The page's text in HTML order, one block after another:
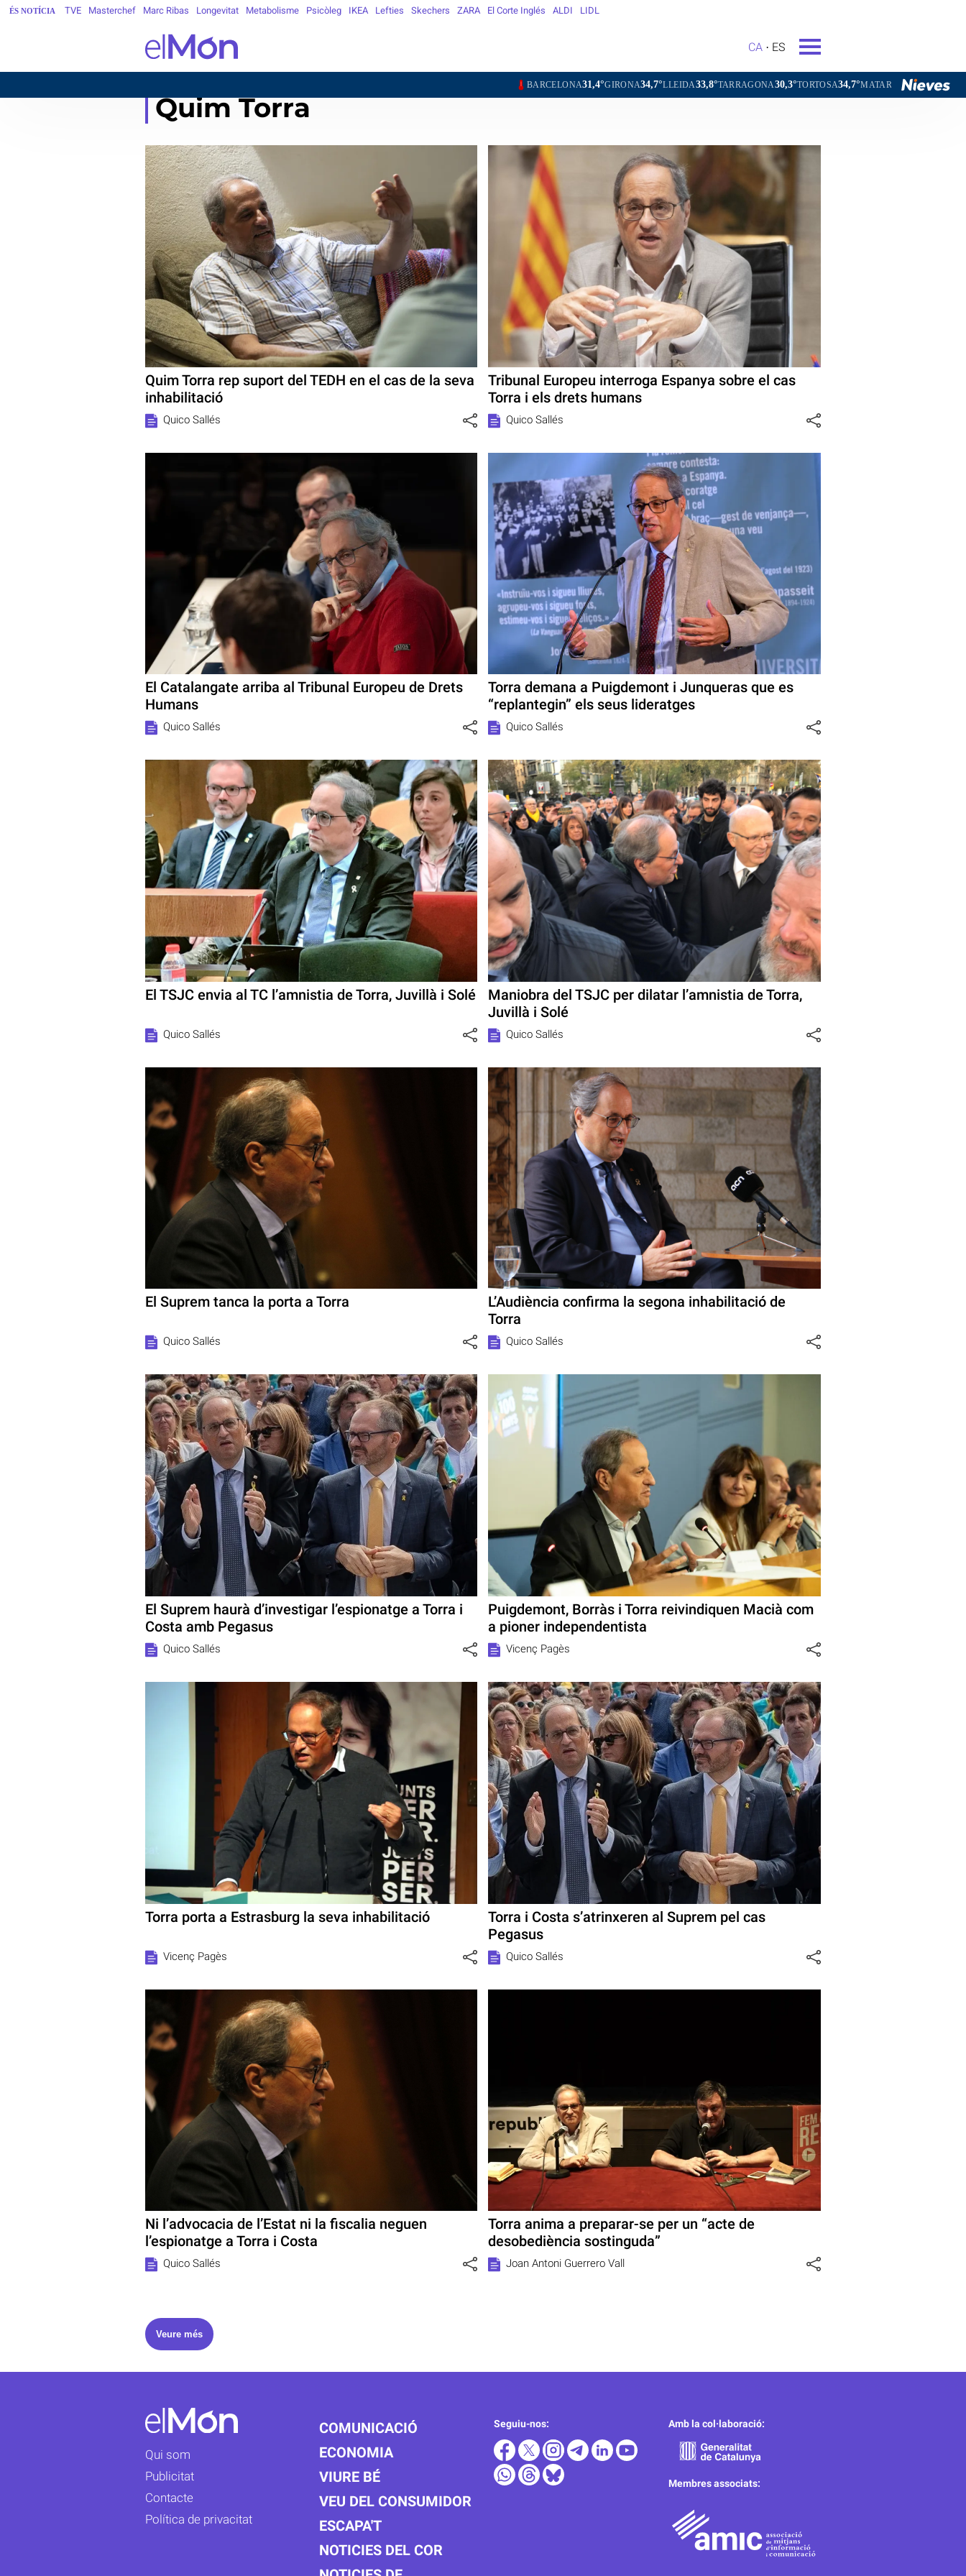
ÉS NOTÍCIA TVE Masterchef Marc Ribas Longevitat Metabolisme Psicòleg IKEA Lefties Skechers ZARA El Corte Inglés ALDI LIDL
CA ES
GIRONA34,7°LLEIDA33,8°TARRAGONA30,3°TORTOSA34,7°MATARÓ30,9°VIC32,3°VILAFRANCA DEL
Quim Torra
Quim Torra rep suport del TEDH en el cas de la seva
inhabilitació
Quico Sallés
Tribunal Europeu interroga Espanya sobre el cas
Torra i els drets humans
Quico Sallés
El Catalangate arriba al Tribunal Europeu de Drets
Humans
Quico Sallés
Torra demana a Puigdemont i Junqueras que es
“replantegin” els seus lideratges
Quico Sallés
El TSJC envia al TC l’amnistia de Torra, Juvillà i Solé
Quico Sallés
Maniobra del TSJC per dilatar l’amnistia de Torra,
Juvillà i Solé
Quico Sallés
El Suprem tanca la porta a Torra
Quico Sallés
L’Audiència confirma la segona inhabilitació de
Torra
Quico Sallés
El Suprem haurà d’investigar l’espionatge a Torra i
Costa amb Pegasus
Quico Sallés
Puigdemont, Borràs i Torra reivindiquen Macià com
a pioner independentista
Vicenç Pagès
Torra porta a Estrasburg la seva inhabilitació
Vicenç Pagès
Torra i Costa s’atrinxeren al Suprem pel cas
Pegasus
Quico Sallés
Ni l’advocacia de l’Estat ni la fiscalia neguen
l’espionatge a Torra i Costa
Quico Sallés
Torra anima a preparar-se per un “acte de
desobediència sostinguda”
Joan Antoni Guerrero Vall
Veure més
Qui som
Publicitat
Contacte
Política de privacitat
COMUNICACIÓ
ECONOMIA
VIURE BÉ
VEU DEL CONSUMIDOR
ESCAPA'T
NOTICIES DEL COR
Seguiu-nos: Amb la col·laboració:
Membres associats: